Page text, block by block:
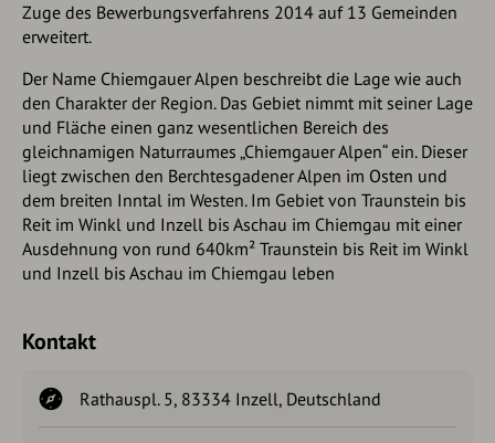
Zuge des Bewerbungsverfahrens 2014 auf 13 Gemeinden
erweitert.
Der Name Chiemgauer Alpen beschreibt die Lage wie auch
den Charakter der Region. Das Gebiet nimmt mit seiner Lage
und Fläche einen ganz wesentlichen Bereich des
gleichnamigen Naturraumes „Chiemgauer Alpen“ ein. Dieser
liegt zwischen den Berchtesgadener Alpen im Osten und
dem breiten Inntal im Westen. Im Gebiet von Traunstein bis
Reit im Winkl und Inzell bis Aschau im Chiemgau mit einer
Ausdehnung von rund 640km² Traunstein bis Reit im Winkl
und Inzell bis Aschau im Chiemgau leben
Kontakt
Rathauspl. 5, 83334 Inzell, Deutschland